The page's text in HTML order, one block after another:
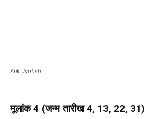
Ank Jyotish
मूलांक 4 (जन्म तारीख 4, 13, 22, 31)